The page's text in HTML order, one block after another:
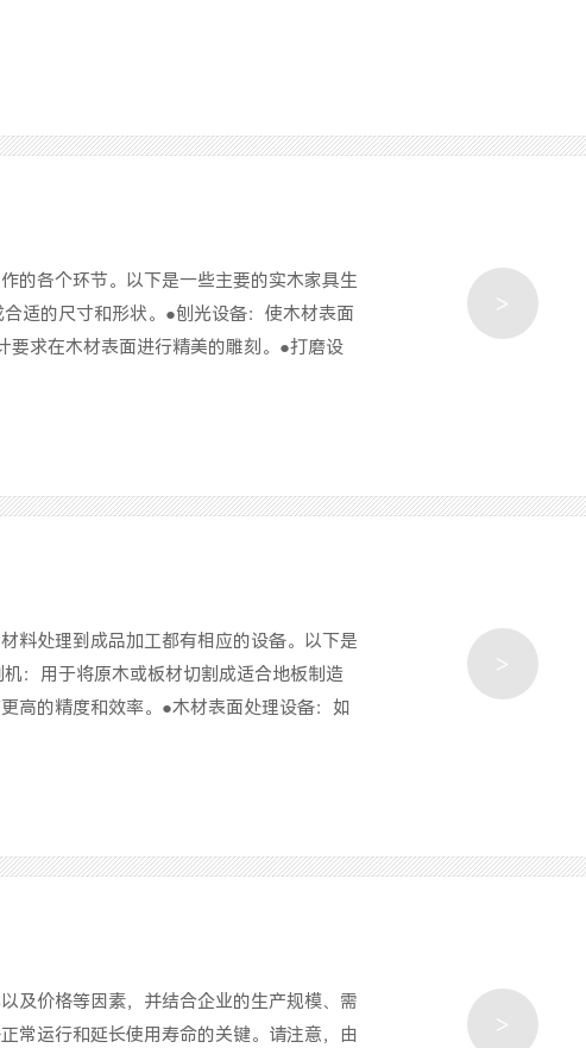
的各个环节。以下是一些主要的实木家具生
适的尺寸和形状。●刨光设备：使木材表面
要求在木材表面进行精美的雕刻。●打磨设
>
料处理到成品加工都有相应的设备。以下是
：用于将原木或板材切割成适合地板制造
高的精度和效率。●木材表面处理设备：如
>
及价格等因素，并结合企业的生产规模、需
常运行和延长使用寿命的关键。请注意，由
>